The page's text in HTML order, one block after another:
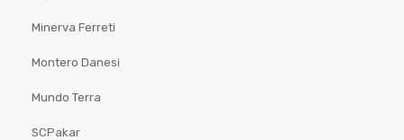
Minerva Ferreti
Montero Danesi
Mundo Terra
SCPakar